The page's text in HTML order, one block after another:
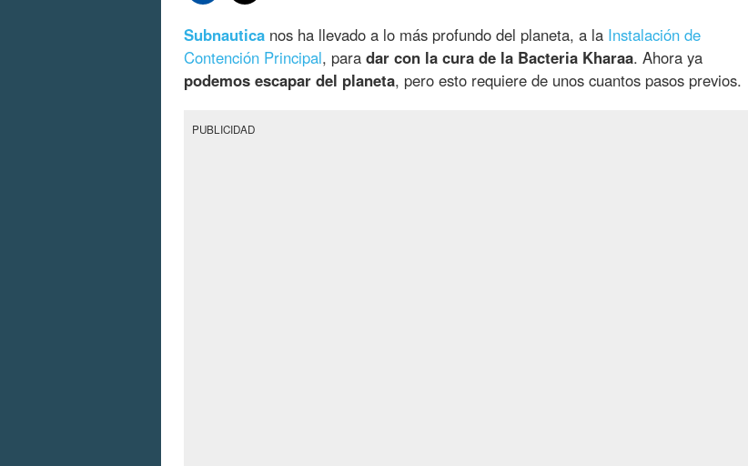
Subnautica nos ha llevado a lo más profundo del planeta, a la Instalación de
Contención Principal, para dar con la cura de la Bacteria Kharaa. Ahora ya
podemos escapar del planeta, pero esto requiere de unos cuantos pasos previos.
PUBLICIDAD